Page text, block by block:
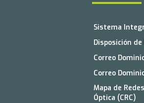
Sistema
Disposición
Correo
Correo
Mapa de
Óptica (CRC)